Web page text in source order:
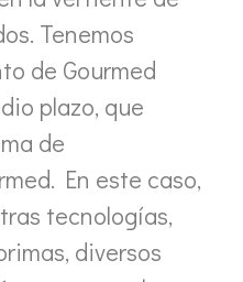
Tenemos
de Gourmed
plazo, que
de
En este caso,
tecnologías,
diversos